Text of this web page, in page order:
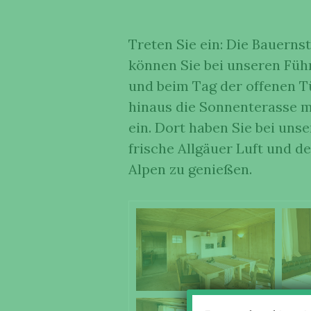
Treten Sie ein: Die
können Sie bei unseren
und beim Tag der offenen
hinaus die Sonnenterasse
ein. Dort haben Sie bei
frische Allgäuer Luft und
Alpen zu genießen.